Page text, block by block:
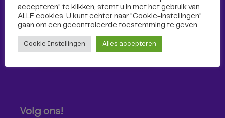
Volg ons!
accepteren" te klikken, stemt u in met het gebruik van
ALLE cookies. U kunt echter naar "Cookie-instellingen"
gaan om een ​​gecontroleerde toestemming te geven.
Cookie Instellingen Alles accepteren